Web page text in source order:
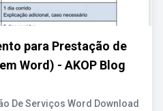
para Prestação de
Word) - AKOP Blog
De Serviços Word Download